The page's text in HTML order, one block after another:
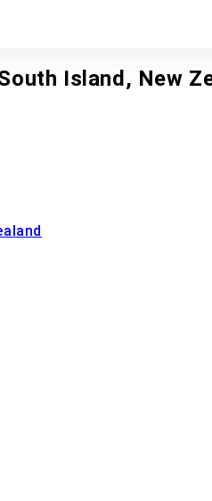
Island, New